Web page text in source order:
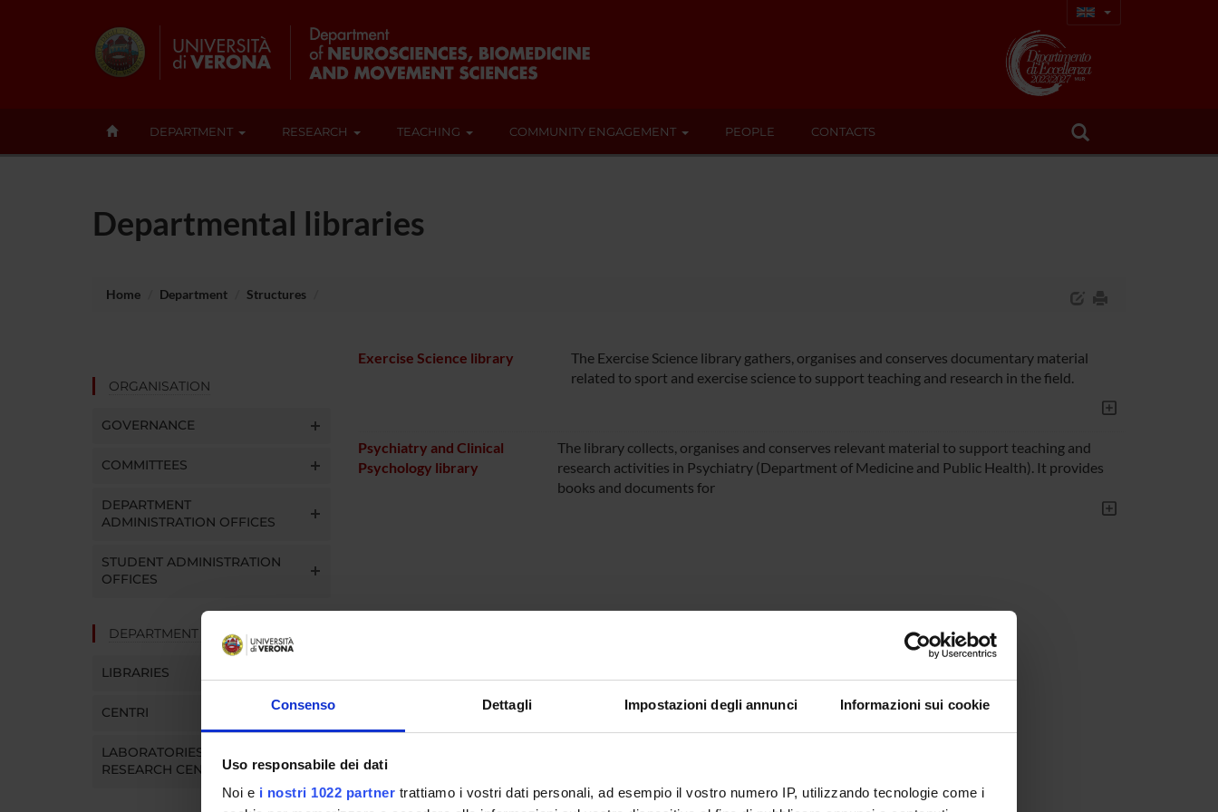
Consenso Dettagli Impostazioni degli annunci Informazioni sui cookie
Uso responsabile dei dati
Noi e i nostri 1022 partner trattiamo i vostri dati personali, ad esempio il vostro numero IP, utilizzando tecnologie come i
DEPARTMENT RESEARCH TEACHING COMMUNITY ENGAGEMENT PEOPLE CONTACTS
Departmental libraries
Home Department Structures
ORGANISATION
GOVERNANCE
COMMITTEES
DEPARTMENT
ADMINISTRATION OFFICES
STUDENT ADMINISTRATION
OFFICES
DEPARTMENT FACILITIES
LIBRARIES
CENTRI
LABORATORIES AND
RESEARCH CENTRES
Exercise Science library
The Exercise Science library gathers, organises and conserves documentary material
related to sport and exercise science to support teaching and research in the field.
Psychiatry and Clinical
Psychology library
The library collects, organises and conserves relevant material to support teaching and
research activities in Psychiatry (Department of Medicine and Public Health). It provides
books and documents for